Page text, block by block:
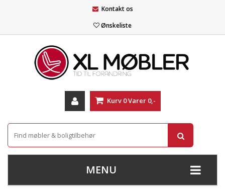
Kontakt os
Ønskeliste
Kurv 0Varer 0,-
MENU